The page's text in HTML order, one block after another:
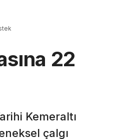
22
Kemeraltı
çalgı